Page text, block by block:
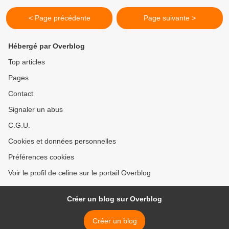
< Page précédente Page suivante >
Hébergé par Overblog
Top articles
Pages
Contact
Signaler un abus
C.G.U.
Cookies et données personnelles
Préférences cookies
Voir le profil de celine sur le portail Overblog
Créer un blog sur Overblog
Créer un blog